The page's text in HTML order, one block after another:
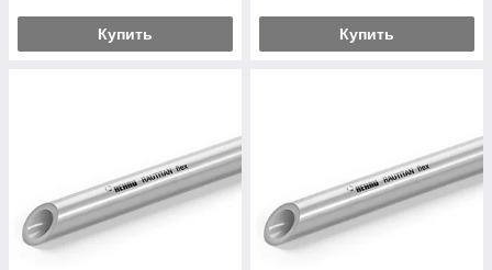
Купить Купить